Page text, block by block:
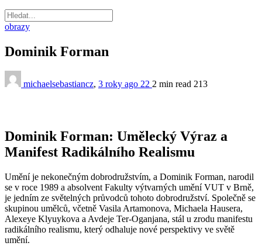
obrazy
Dominik Forman
michaelsebastiancz, 3 roky ago 22 2 min read 213
Dominik Forman: Umělecký Výraz a
Manifest Radikálního Realismu
Umění je nekonečným dobrodružstvím, a Dominik Forman, narodil
se v roce 1989 a absolvent Fakulty výtvarných umění VUT v Brně,
je jedním ze světelných průvodců tohoto dobrodružství. Společně se
skupinou umělců, včetně Vasila Artamonova, Michaela Hausera,
Alexeye Klyuykova a Avdeje Ter-Oganjana, stál u zrodu manifestu
radikálního realismu, který odhaluje nové perspektivy ve světě
umění.